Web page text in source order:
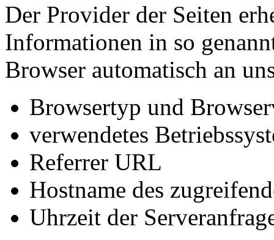
Der Provider der Seiten
Informationen in so
Browser automatisch an
Browsertyp und
verwendetes
Referrer URL
Hostname des
Uhrzeit der